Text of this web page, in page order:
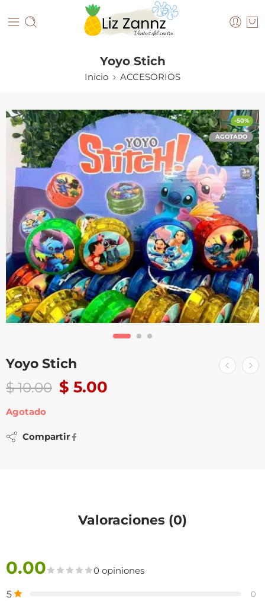
Yoyo Stich
Inicio ACCESORIOS
-50%
AGOTADO
Yoyo Stich
$10.00 $ 5.00
Agotado
Compartir
Valoraciones (0)
0.00 0 opiniones
5 0